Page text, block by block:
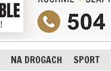
NA DROGACH SPORT